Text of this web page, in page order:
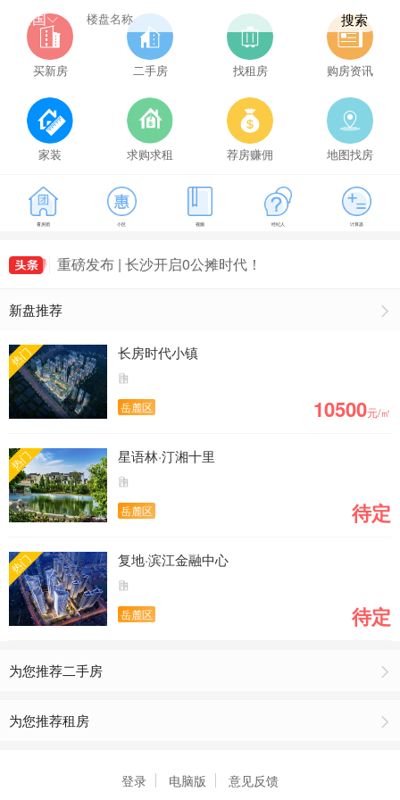
全国 搜索
买新房 二手房 找租房 购房资讯
家装 求购求租 荐房赚佣 地图找房
看房团 小区 视频 经纪人 计算器
降息！事关房贷！
积金最高贷款额度的通知
重磅发布 | 长沙开启0公摊时代！
房价9445元/㎡
长沙房贷新政落地！
降息！事关房贷！
长沙市住房公积金关于调整我市新建商品房住房公
积金最高贷款额度的通知
新盘推荐
热门 长房时代小镇
岳麓区 10500元/㎡
热门 星语林·汀湘十里
岳麓区 待定
热门 复地·滨江金融中心
岳麓区 待定
为您推荐二手房
为您推荐租房
登录 电脑版 意见反馈